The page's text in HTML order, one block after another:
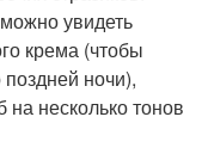
увидеть
крема (чтобы
ночи),
несколько тонов